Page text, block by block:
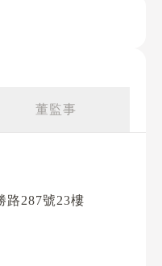
董監事
路287號23樓